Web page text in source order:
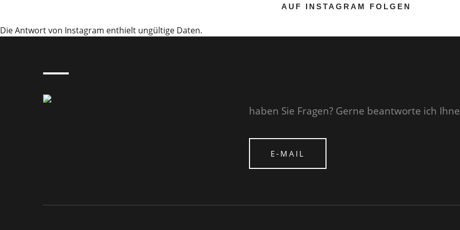
Die Antwort von Instagram enthielt ungültige Daten.
AUF INSTAGRAM FOLGEN
haben Sie Fragen? Gerne beantworte ich
E-MAIL